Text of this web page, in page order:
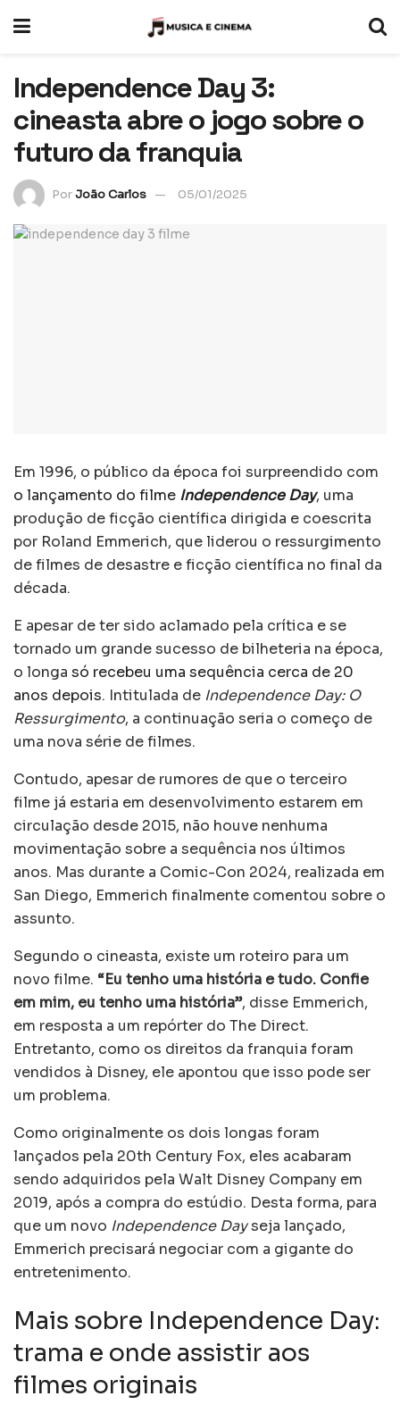
Independence Day 3:
cineasta abre o jogo sobre o
futuro da franquia
PorJoão Carlos 05/01/2025
Em 1996, o público da época foi surpreendido com
o lançamento do filme Independence Day, uma
produção de ficção científica dirigida e coescrita
por Roland Emmerich, que liderou o ressurgimento
de filmes de desastre e ficção científica no final da
década.
E apesar de ter sido aclamado pela crítica e se
tornado um grande sucesso de bilheteria na época,
o longa só recebeu uma sequência cerca de 20
anos depois. Intitulada de Independence Day: O
Ressurgimento, a continuação seria o começo de
uma nova série de filmes.
Contudo, apesar de rumores de que o terceiro
filme já estaria em desenvolvimento estarem em
circulação desde 2015, não houve nenhuma
movimentação sobre a sequência nos últimos
anos. Mas durante a Comic-Con 2024, realizada em
San Diego, Emmerich finalmente comentou sobre o
assunto.
Segundo o cineasta, existe um roteiro para um
novo filme. “Eu tenho uma história e tudo. Confie
em mim, eu tenho uma história”, disse Emmerich,
em resposta a um repórter do The Direct.
Entretanto, como os direitos da franquia foram
vendidos à Disney, ele apontou que isso pode ser
um problema.
Como originalmente os dois longas foram
lançados pela 20th Century Fox, eles acabaram
sendo adquiridos pela Walt Disney Company em
2019, após a compra do estúdio. Desta forma, para
que um novo Independence Dayseja lançado,
Emmerich precisará negociar com a gigante do
entretenimento.
Mais sobre Independence Day:
trama e onde assistir aos
filmes originais